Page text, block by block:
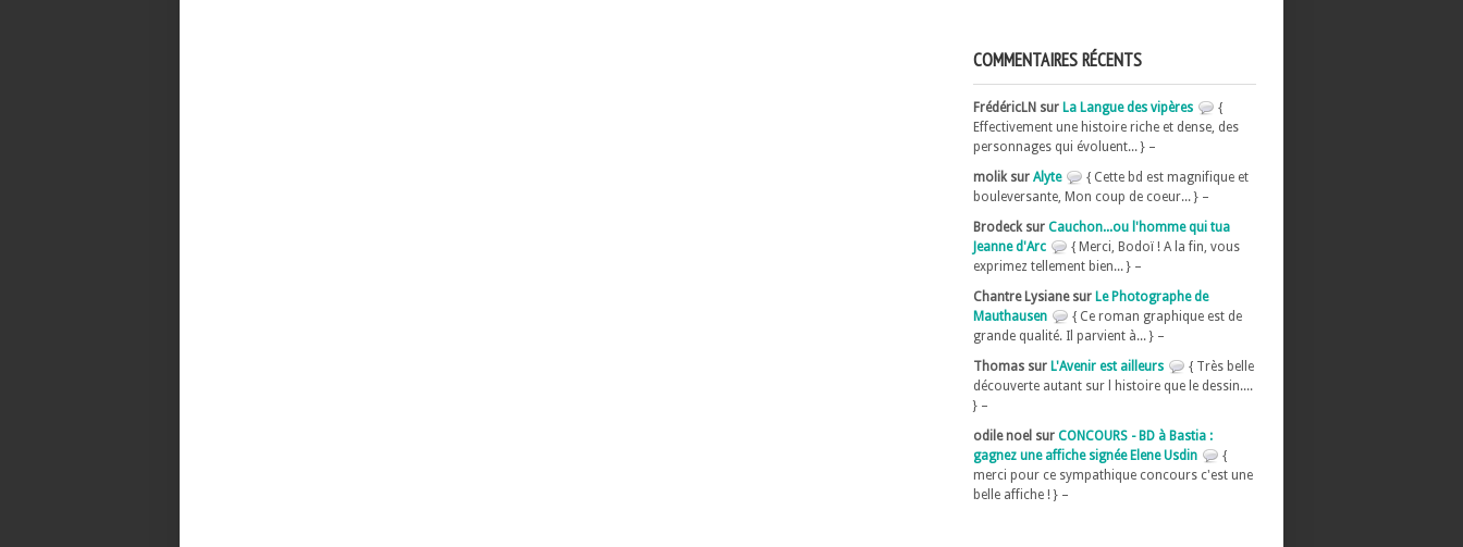
COMMENTAIRES RÉCENTS
FrédéricLN sur La Langue des vipères
{
Effectivement une histoire riche et dense, des
personnages qui évoluent... } –
molik sur Alyte
{ Cette bd est magnifique et
bouleversante, Mon coup de coeur... } –
Brodeck sur Cauchon...ou l'homme qui tua
Jeanne d'Arc
{ Merci, Bodoï ! A la fin, vous
exprimez tellement bien... } –
Chantre Lysiane sur Le Photographe de
Mauthausen
{ Ce roman graphique est de
grande qualité. Il parvient à... } –
Thomas sur L'Avenir est ailleurs
{ Très belle
découverte autant sur l histoire que le dessin....
} –
odile noel sur CONCOURS - BD à Bastia :
gagnez une affiche signée Elene Usdin
{
merci pour ce sympathique concours c'est une
belle affiche ! } –